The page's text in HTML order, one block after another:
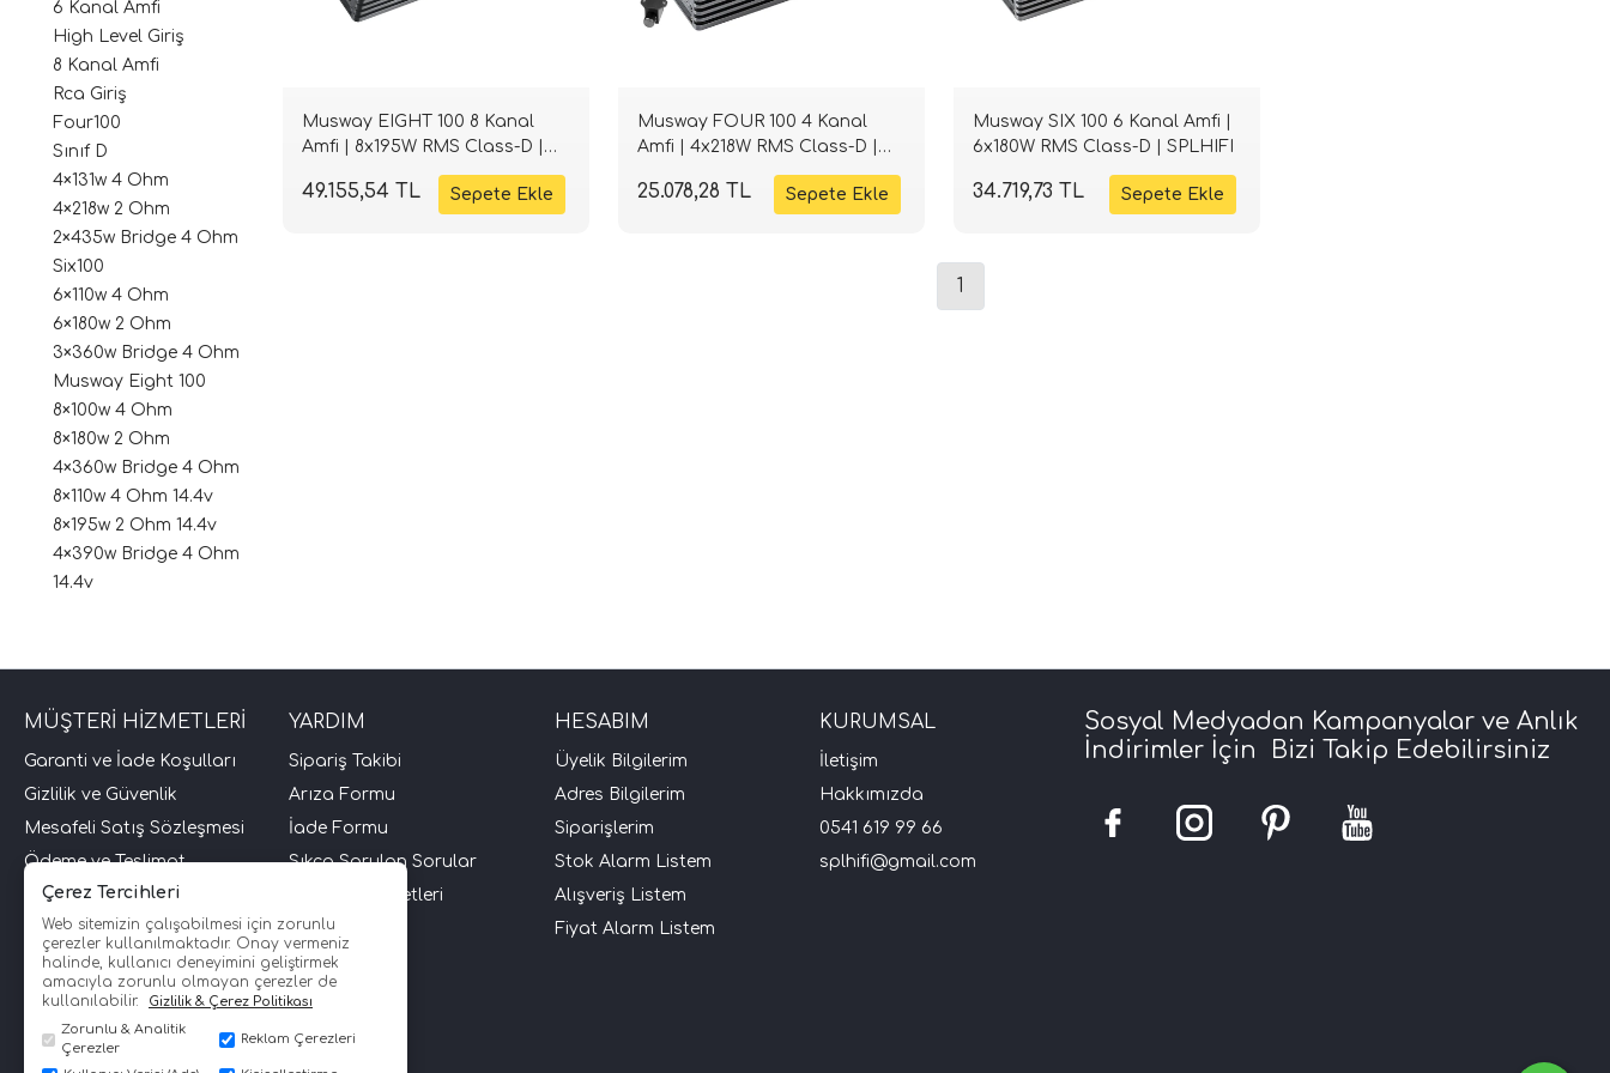
6 Kanal Amfi
High Level Giriş
8 Kanal Amfi
Rca Giriş
Four100
Sınıf D
4×131w 4 Ohm
4×218w 2 Ohm
2×435w Bridge 4 Ohm
Six100
6×110w 4 Ohm
6×180w 2 Ohm
3×360w Bridge 4 Ohm
Musway Eight 100
8×100w 4 Ohm
8×180w 2 Ohm
4×360w Bridge 4 Ohm
8×110w 4 Ohm 14.4v
8×195w 2 Ohm 14.4v
4×390w Bridge 4 Ohm
14.4v
Musway EIGHT 100 8 Kanal
Amfi | 8x195W RMS Class-D |
49.155,54 TL
Musway FOUR 100 4 Kanal
Amfi | 4x218W RMS Class-D |
25.078,28 TL
Musway SIX 100 6 Kanal Amfi |
6x180W RMS Class-D | SPLHIFI
34.719,73 TL
1
MÜŞTERİ HİZMETLERİ
Garanti ve İade Koşulları
Gizlilik ve Güvenlik
Mesafeli Satış Sözleşmesi
Ödeme ve Teslimat
Üyelik Sözleşmesi
YARDIM
Sipariş Takibi
Arıza Formu
İade Formu
Sıkça Sorulan Sorular
Müşteri Hizmetleri
İletişim
HESABIM
Üyelik Bilgilerim
Adres Bilgilerim
Siparişlerim
Stok Alarm Listem
Alışveriş Listem
Fiyat Alarm Listem
KURUMSAL
İletişim
Hakkımızda
0541 619 99 66
splhifi@gmail.com
Sosyal Medyadan Kampanyalar ve Anlık
İndirimler İçin Bizi Takip Edebilirsiniz
Çerez Tercihleri
Web sitemizin çalışabilmesi için zorunlu
çerezler kullanılmaktadır. Onay vermeniz
halinde, kullanıcı deneyimini geliştirmek
amacıyla zorunlu olmayan çerezler de
kullanılabilir.
Gizlilik & Çerez Politikası
Zorunlu & Analitik
Çerezler
Reklam Çerezleri